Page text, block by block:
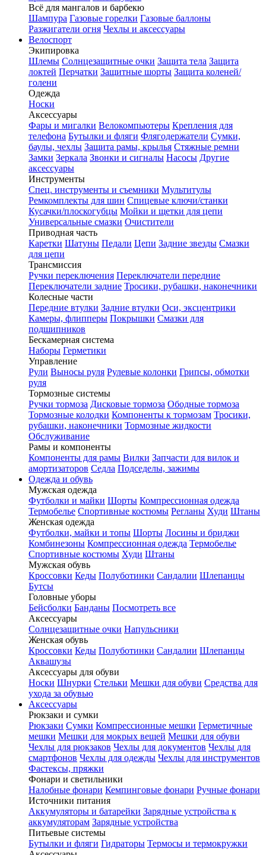
Всё для мангалов и барбекю
Шампура Газовые горелки Газовые баллоны
Разжигатели огня Чехлы и аксессуары
Велоспорт
Экипировка
Шлемы Солнцезащитные очки Защита тела Защита
локтей Перчатки Защитные шорты Защита коленей/
голени
Одежда
Носки
Аксессуары
Фары и мигалки Велокомпьютеры Крепления для
телефона Бутылки и фляги Флягодержатели Сумки,
баулы, чехлы Защита рамы, крылья Стяжные ремни
Замки Зеркала Звонки и сигналы Насосы Другие
аксессуары
Инструменты
Спец. инструменты и съемники Мультитулы
Ремкомплекты для шин Спицевые ключи/станки
Кусачки/плоскогубцы Мойки и щетки для цепи
Универсальные смазки Очистители
Приводная часть
Каретки Шатуны Педали Цепи Задние звезды Смазки
для цепи
Трансмиссия
Ручки переключения Переключатели передние
Переключатели задние Тросики, рубашки, наконечники
Колесные части
Передние втулки Задние втулки Оси, эксцентрики
Камеры, флипперы Покрышки Смазки для
подшипников
Бескамерная система
Наборы Герметики
Управление
Рули Выносы руля Рулевые колонки Грипсы, обмотки
руля
Тормозные системы
Ручки тормоза Дисковые тормоза Ободные тормоза
Тормозные колодки Компоненты к тормозам Тросики,
рубашки, наконечники Тормозные жидкости
Обслуживание
Рамы и компоненты
Компоненты для рамы Вилки Запчасти для вилок и
амортизаторов Седла Подседелы, зажимы
Одежда и обувь
Мужская одежда
Футболки и майки Шорты Компрессионная одежда
Термобелье Спортивные костюмы Регланы Худи Штаны
Женская одежда
Футболки, майки и топы Шорты Лосины и бриджи
Комбинезоны Компрессионная одежда Термобелье
Спортивные костюмы Худи Штаны
Мужская обувь
Кроссовки Кеды Полуботинки Сандалии Шлепанцы
Бутсы
Головные уборы
Бейсболки Банданы Посмотреть все
Аксессуары
Солнцезащитные очки Напульсники
Женская обувь
Кроссовки Кеды Полуботинки Сандалии Шлепанцы
Аквашузы
Аксессуары для обуви
Носки Шнурки Стельки Мешки для обуви Средства для
ухода за обувью
Аксессуары
Рюкзаки и сумки
Рюкзаки Сумки Компрессионные мешки Герметичные
мешки Мешки для мокрых вещей Мешки для обуви
Чехлы для рюкзаков Чехлы для документов Чехлы для
смартфонов Чехлы для одежды Чехлы для инструментов
Фастексы, пряжки
Фонари и светильники
Налобные фонари Кемпинговые фонари Ручные фонари
Источники питания
Аккумуляторы и батарейки Зарядные устройства к
аккумуляторам Зарядные устройства
Питьевые системы
Бутылки и фляги Гидраторы Термосы и термокружки